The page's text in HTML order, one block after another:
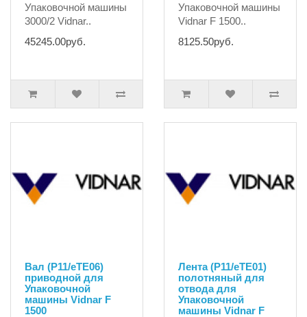
Упаковочной машины
3000/2 Vidnar..
45245.00руб.
Упаковочной машины
Vidnar F 1500..
8125.50руб.
Вал (P11/eTE06)
приводной для
Упаковочной
машины Vidnar F
1500
Лента (P11/eTE01)
полотняный для
отвода для
Упаковочной
машины Vidnar F